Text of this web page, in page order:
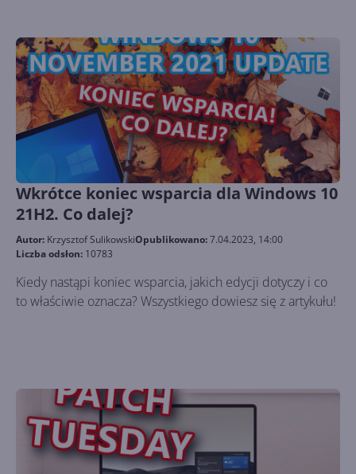
Wkrótce koniec wsparcia dla Windows 10
21H2. Co dalej?
Autor: Krzysztof SulikowskiOpublikowano:7.04.2023, 14:00
Liczba odsłon: 10783
Kiedy nastąpi koniec wsparcia, jakich edycji dotyczy i co
to właściwie oznacza? Wszystkiego dowiesz się z artykułu!